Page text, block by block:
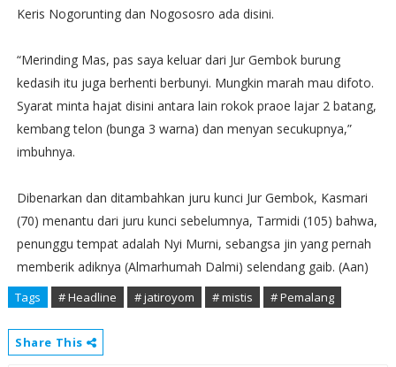
Keris Nogorunting dan Nogososro ada disini.
“Merinding Mas, pas saya keluar dari Jur Gembok burung
kedasih itu juga berhenti berbunyi. Mungkin marah mau difoto.
Syarat minta hajat disini antara lain rokok praoe lajar 2 batang,
kembang telon (bunga 3 warna) dan menyan secukupnya,”
imbuhnya.
Dibenarkan dan ditambahkan juru kunci Jur Gembok, Kasmari
(70) menantu dari juru kunci sebelumnya, Tarmidi (105) bahwa,
penunggu tempat adalah Nyi Murni, sebangsa jin yang pernah
memberik adiknya (Almarhumah Dalmi) selendang gaib. (Aan)
Tags # Headline # jatiroyom # mistis # Pemalang
Share This